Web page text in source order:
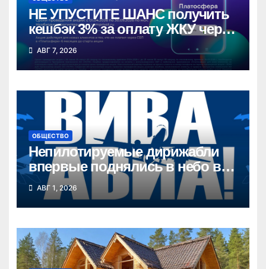
НЕ УПУСТИТЕ ШАНС получить
кешбэк 3% за оплату ЖКУ через
СБП в «Платосфере»
АВГ 7, 2026
ОБЩЕСТВО
Непилотируемые дирижабли
впервые поднялись в небо в
Новосибирской области
АВГ 1, 2026